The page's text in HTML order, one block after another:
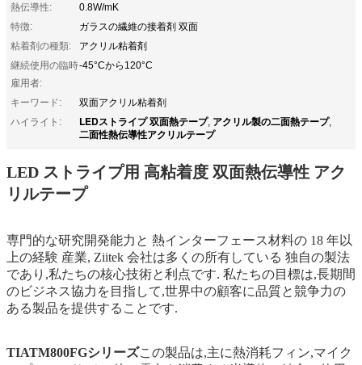
熱伝導性:
0.8W/mK
特徴:
ガラスの繊維の接着剤 双面
粘着剤の種類:
アクリル粘着剤
継続使用の臨時
雇用者:
-45°Cから120°C
キーワード:
双面アクリル粘着剤
ハイライト:
LEDストライプ 双面熱テープ, アクリル製の二面熱テープ,
二面性熱伝導性アクリルテープ
LED ストライプ用 高粘着度 双面熱伝導性 アク
リルテープ
専門的な研究開発能力と 熱インターフェース材料の 18 年以
上の経験 産業, Ziitek 会社は多くの所有している 独自の製法
であり,私たちの核心技術と利点です. 私たちの目標は,長期間
のビジネス協力を目指して,世界中の顧客に品質と競争力の
ある製品を提供することです.
TIATM800FGシリーズこの製品は,主に熱消耗フィン,マイク